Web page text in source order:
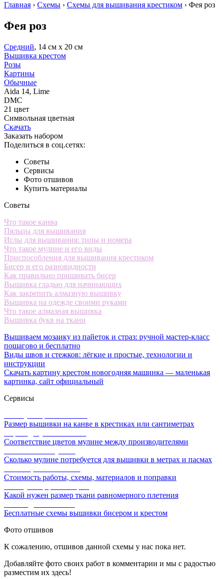
Главная › Схемы › Схемы для вышивания крестиком › Фея роз
Фея роз
Средний, 14 см х 20 см
Вышивка крестом
Розы
Картины
Обычные
Aida 14, Lime
DMC
21 цвет
Символьная цветная
Скачать
Заказать набором
Поделиться в соц.сетях:
Советы
Сервисы
Фото отшивов
Купить материалы
Советы
Что такое канва
Пяльцы для вышивания
Иглы для вышивания: типы и номера
Что такое мулине и его виды
Приспособления для вышивания крестиком
Бисер и его разновидности
Как правильно пришивать бисер
Вышивка гладью для начинающих
Как закрепить алмазную вышивку
Вышивка на одежде своими руками
Что такое алмазная вышивка
Вышивка букв на ткани
Вышиваем мозаику из пайеток и страз: ручной мастер-класс
пошагово и бесплатно
Виды швов и стежков: лёгкие и простые, технологии и
инструкции
Скачать картину крестом новогодняя машинка — маленькая
картинка, сайт официальный
Сервисы
Размер вышивки на канве в крестиках или сантиметрах
Соответствие цветов мулине между производителями
Сколько мулине потребуется для вышивки в метрах и пасмах
Стоимость работы, схемы, материалов и поправки
Какой нужен размер ткани равномерного плетения
Бесплатные схемы вышивки бисером и крестом
Фото отшивов
К сожалению, отшивов данной схемы у нас пока нет.
Добавляйте фото своих работ в комментарии и мы с радостью
разместим их здесь!